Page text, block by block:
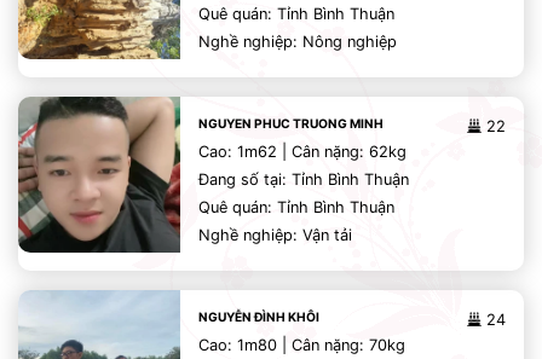
Quê quán: Tỉnh Bình Thuận
Nghề nghiệp: Nông nghiệp
22
NGUYEN PHUC TRUONG MINH
Cao: 1m62 | Cân nặng: 62kg
Đang số tại: Tỉnh Bình Thuận
Quê quán: Tỉnh Bình Thuận
Nghề nghiệp: Vận tải
24
NGUYỄN ĐÌNH KHÔI
Cao: 1m80 | Cân nặng: 70kg